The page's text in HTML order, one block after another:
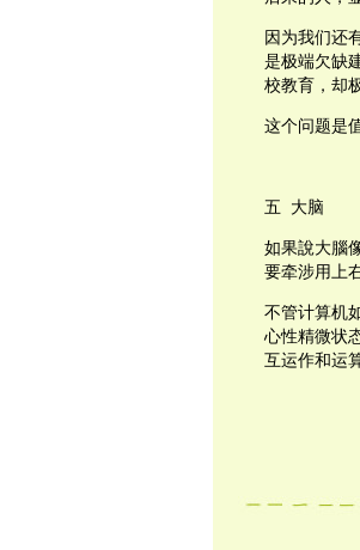
因为我们还
是极端欠缺
校教育，却
这个问题是
五 大脑
如果說大腦
要牵涉用上
不管计算机
心性精微状
互运作和运